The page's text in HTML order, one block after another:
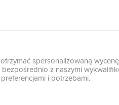
spersonalizowaną
bezpośrednio z naszymi
i potrzebami.